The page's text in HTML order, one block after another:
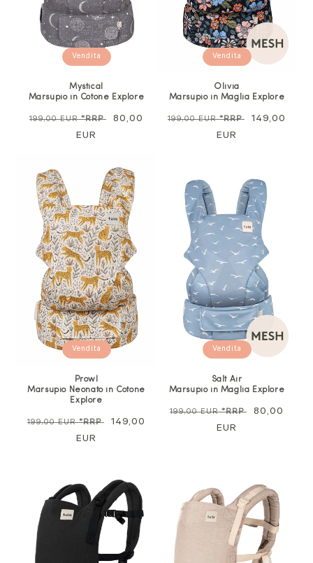
Vendita
Mystical
Marsupio in Cotone Explore
Prezzo
199,00 EUR*RRP
Prezzo
80,00
EUR
Vendita
Olivia
Marsupio in Maglia Explore
Prezzo
199,00 EUR*RRP
Prezzo
149,00
EUR
Vendita
Prowl
Marsupio Neonato in Cotone
Explore
Prezzo
199,00 EUR*RRP
Prezzo
149,00
EUR
Vendita
Salt Air
Marsupio in Maglia Explore
Prezzo
199,00 EUR*RRP
Prezzo
80,00
EUR